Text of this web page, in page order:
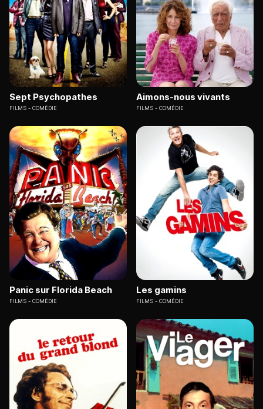
Sept Psychopathes
FILMS COMÉDIE
Aimons-nous vivants
FILMS COMÉDIE
Panic sur Florida Beach
FILMS COMÉDIE
Les gamins
FILMS COMÉDIE